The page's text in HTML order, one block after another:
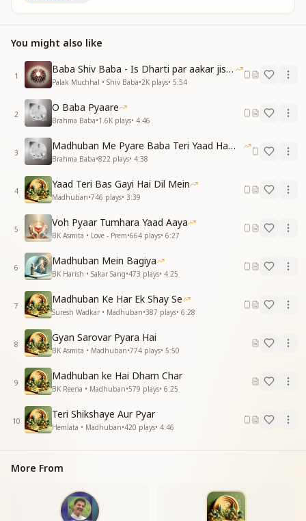
मधुबन का यें विशाल आंगन
कितना शीतल कितना पावन
कमरा तेरा सबका दिल बहलाएं
बाबा तेरी हमे यादें दिलाए
यें ठंडी हवाएं लहराती लताएं
बाबा तेरी हमे यादें दिलाए
बाबा तेरी हमे यादें दिलाए
अव्यक्त मिलनको मन ललचाते
अव्यक्त मिलनको मन ललचाते
आंखोंसे हम सब मोती लूटाते
शांती स्तंभवतनकी सैर कराये
बाबा तेरी हमे यादें दिलाए
यें ठंडी हवाएं लहराती लताएं
बाबा तेरी हमे यादें दिलाए
बाबा तेरी हमे यादें दिलाए
You might also like
1
Baba Shiv Baba - Is Dharti par aakar jisne
Palak Muchhal • Shiv Baba•2K plays• 5:54
2
O Baba Pyaare
Brahma Baba•1.6K plays• 4:46
3
Madhuban Me Pyare Baba Teri Yaad Hamko Aaye
Brahma Baba•822 plays• 4:38
4
Yaad Teri Bas Gayi Hai Dil Mein
Madhuban•746 plays• 3:39
5
Voh Pyaar Tumhara Yaad Aaya
BK Asmita • Love - Prem•664 plays• 6:27
6
Madhuban Mein Bagiya
BK Harish • Sakar Sang•473 plays• 4:25
7
Madhuban Ke Har Ek Shay Se
Suresh Wadkar • Madhuban•387 plays• 6:28
8
Gyan Sarovar Pyara Hai
BK Asmita • Madhuban•774 plays• 5:50
9
Madhuban ke Hai Dham Char
BK Reena • Madhuban•579 plays• 6:25
10
Teri Shikshaye Aur Pyar
Hemlata • Madhuban•420 plays• 4:46
More From